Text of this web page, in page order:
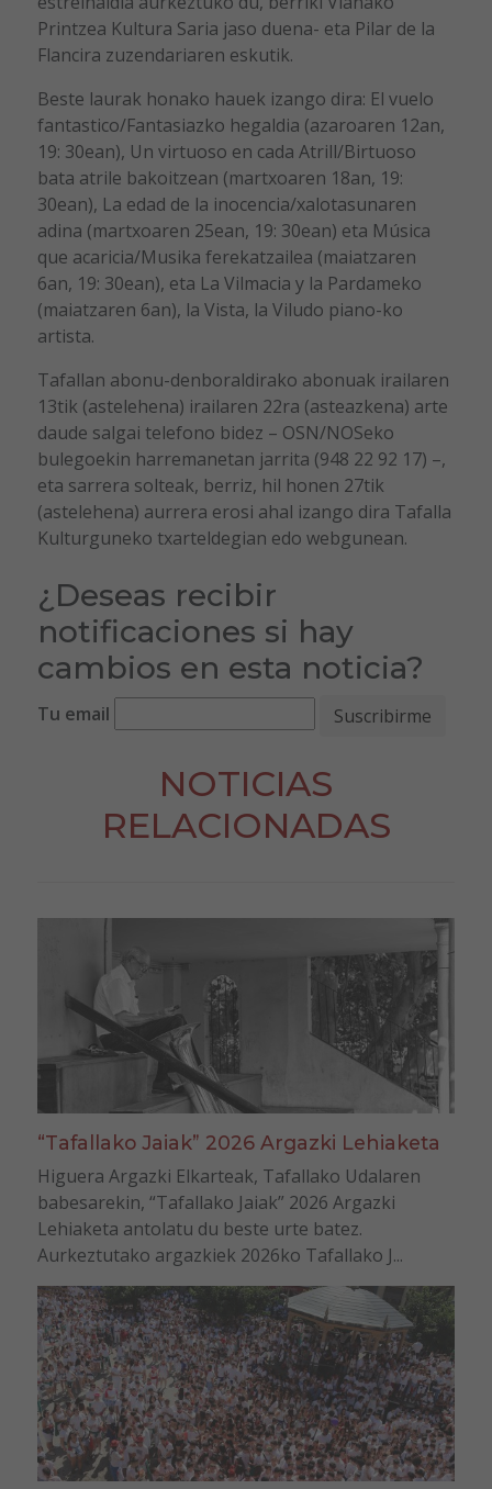
Printzea Kultura Saria jaso duena- eta Pilar de la
Flancira zuzendariaren eskutik.
Beste laurak honako hauek izango dira: El vuelo
fantastico/Fantasiazko hegaldia (azaroaren 12an,
19: 30ean), Un virtuoso en cada Atrill/Birtuoso
bata atrile bakoitzean (martxoaren 18an, 19:
30ean), La edad de la inocencia/xalotasunaren
adina (martxoaren 25ean, 19: 30ean) eta Música
que acaricia/Musika ferekatzailea (maiatzaren
6an, 19: 30ean), eta La Vilmacia y la Pardameko
(maiatzaren 6an), la Vista, la Viludo piano-ko
artista.
Tafallan abonu-denboraldirako abonuak irailaren
13tik (astelehena) irailaren 22ra (asteazkena) arte
daude salgai telefono bidez – OSN/NOSeko
bulegoekin harremanetan jarrita (948 22 92 17) –,
eta sarrera solteak, berriz, hil honen 27tik
(astelehena) aurrera erosi ahal izango dira Tafalla
Kulturguneko txarteldegian edo webgunean.
¿Deseas recibir
notificaciones si hay
cambios en esta noticia?
Tu email
NOTICIAS
RELACIONADAS
“Tafallako Jaiak” 2026 Argazki Lehiaketa
Higuera Argazki Elkarteak, Tafallako Udalaren
babesarekin, “Tafallako Jaiak” 2026 Argazki
Lehiaketa antolatu du beste urte batez.
Aurkeztutako argazkiek 2026ko Tafallako J...